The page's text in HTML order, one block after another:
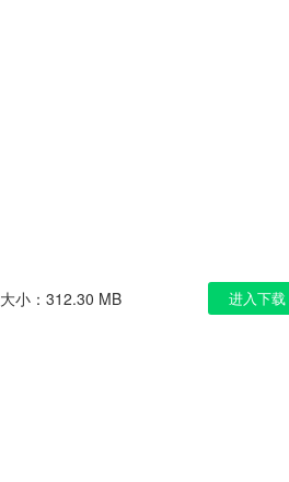
大小：312.30 MB 进入下载